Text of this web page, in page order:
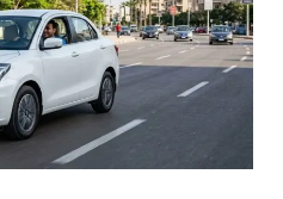
ديزاير
—
اقتصادية